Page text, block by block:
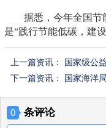
据悉，今年全国节
是“践行节能低碳，建设
上一篇资讯：
国家级公
下一篇资讯：
国家海洋
0 条评论